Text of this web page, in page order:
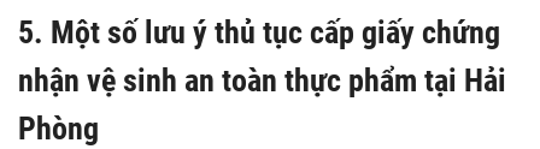
5. Một số lưu ý thủ tục cấp giấy chứng
nhận vệ sinh an toàn thực phẩm tại Hải
Phòng